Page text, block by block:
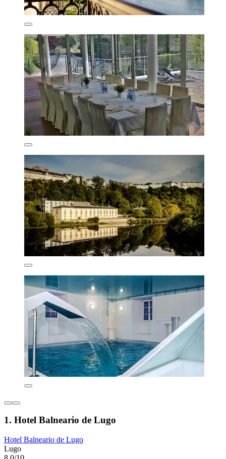
1. Hotel Balneario de Lugo
Hotel Balneario de Lugo
Lugo